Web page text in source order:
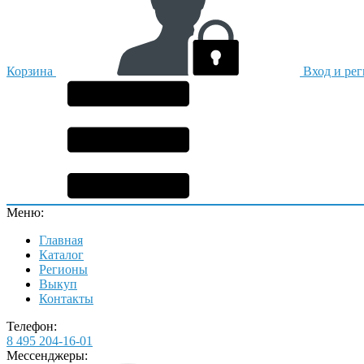
Корзина Вход и
Меню:
Главная
Каталог
Регионы
Выкуп
Контакты
Телефон:
8 495 204-16-01
Мессенджеры: